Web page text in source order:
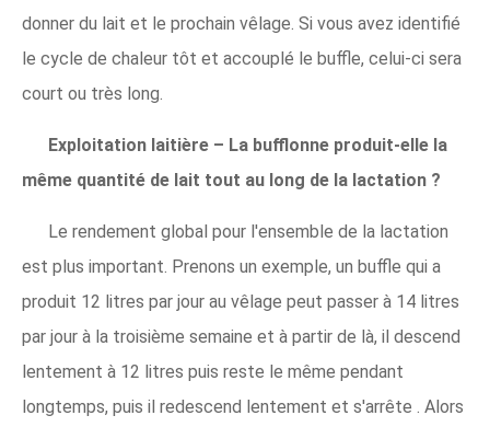
donner du lait et le prochain vêlage. Si vous avez identifié
le cycle de chaleur tôt et accouplé le buffle, celui-ci sera
court ou très long.
Exploitation laitière – La bufflonne produit-elle la
même quantité de lait tout au long de la lactation ?
Le rendement global pour l'ensemble de la lactation
est plus important. Prenons un exemple, un buffle qui a
produit 12 litres par jour au vêlage peut passer à 14 litres
par jour à la troisième semaine et à partir de là, il descend
lentement à 12 litres puis reste le même pendant
longtemps, puis il redescend lentement et s'arrête . Alors